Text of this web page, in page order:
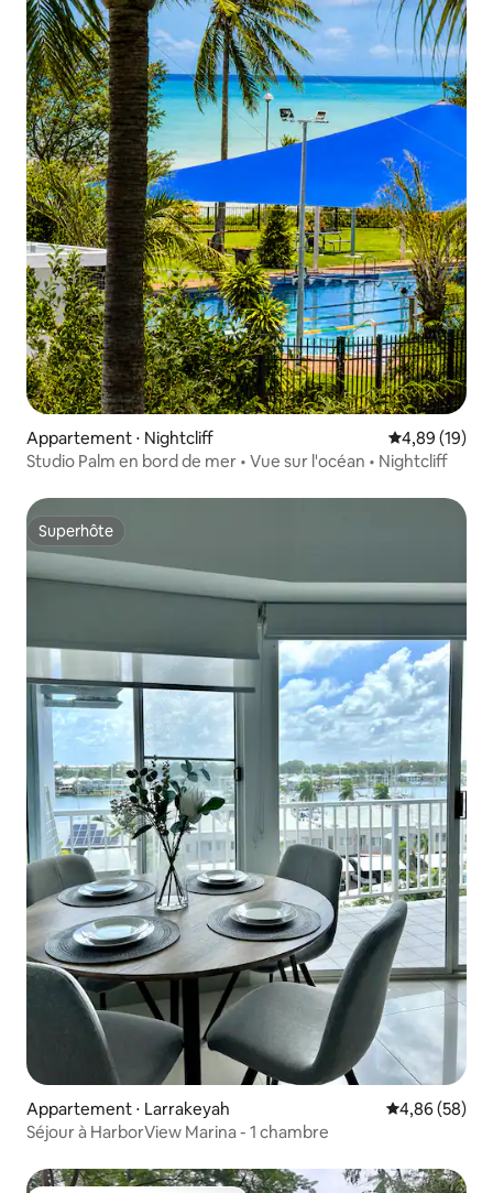
Appartement ⋅ Nightcliff Évaluation
4,89 (19)
Studio Palm en bord de mer • Vue sur l'océan • Nightcliff
Superhôte
Superhôte
Appartement ⋅ Larrakeyah Évaluation
4,86 (58)
Séjour à HarborView Marina - 1 chambre